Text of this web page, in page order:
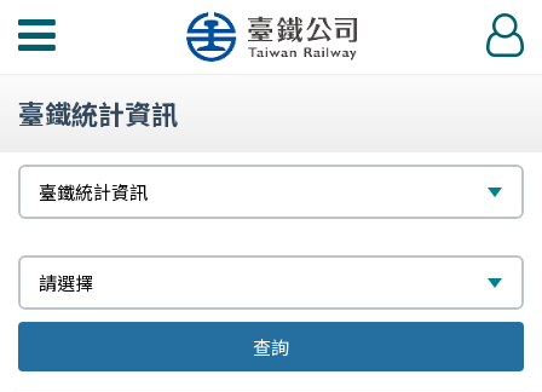
功
選
登
入
臺鐵統計資訊
選
擇
臺鐵統計資訊
選
請選擇
擇
查詢